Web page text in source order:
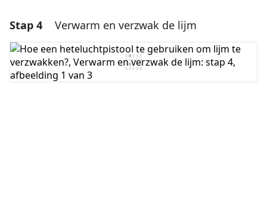
Voeg een opmerking toe
Voeg opmerking toe
Stap 4 Verwarm en verzwak de lijm